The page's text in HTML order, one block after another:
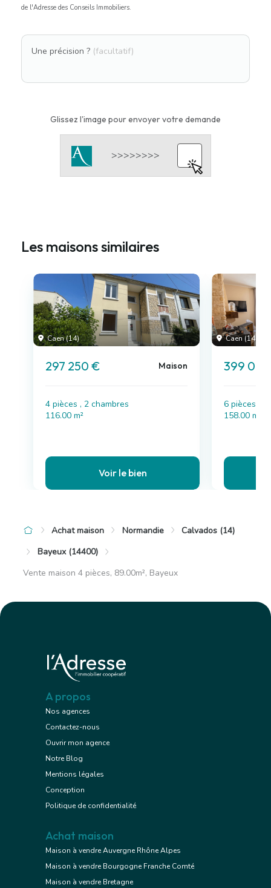
de l'Adresse des Conseils Immobiliers.
Une précision ? (facultatif)
Glissez l'image pour envoyer votre demande
Les maisons similaires
Caen (14)
297 250 € Maison
4 pièces , 2 chambres
116.00 m²
Voir le bien
Caen (14)
399
6 pièces , 4
158.00 m²
Achat maison Normandie
Calvados (14)
Bayeux (14400)
Vente maison 4 pièces, 89.00m², Bayeux
A propos
Nos agences
Contactez-nous
Ouvrir mon agence
Notre Blog
Mentions légales
Conception
Politique de confidentialité
Achat maison
Maison à vendre Auvergne Rhône Alpes
Maison à vendre Bourgogne Franche Comté
Maison à vendre Bretagne